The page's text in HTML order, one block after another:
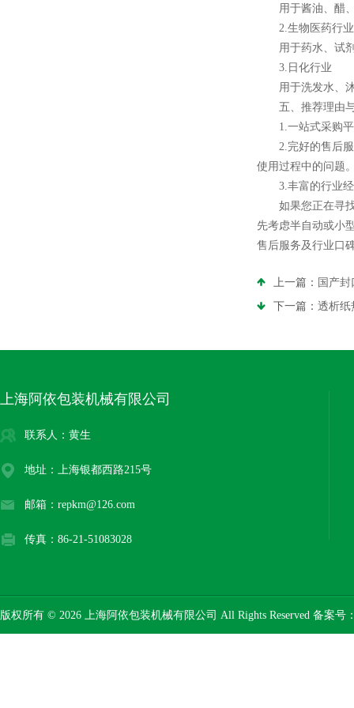
用于酱油、醋、
2.生物医药行业
用于药水、试剂
3.日化行业
用于洗发水、沐
五、推荐理由与
1.一站式采购平
2.完好的售后服
使用过程中的问题
3.丰富的行业经
如果您正在寻找
先考虑半自动或小
售后服务及行业口
上一篇： 国产
下一篇： 透析纸
上海阿依包装机械有限公司
联系人：黄生
地址：上海银都西路215号
邮箱：repkm@126.com
传真：86-21-51083028
版权所有 © 2026 上海阿依包装机械有限公司 All Rights Reserved 备案号